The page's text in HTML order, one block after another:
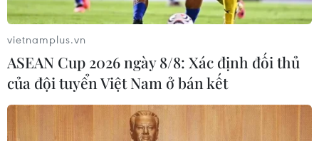
vietnamplus.vn
ASEAN Cup 2026 ngày 8/8: Xác định đối thủ
của đội tuyển Việt Nam ở bán kết